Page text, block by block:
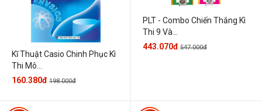
Kĩ Thuật Casio Chinh Phục Kì
Thi Mô...
160.380đ 198.000đ
PLT - Combo Chiến Thắng Kì
Thi 9 Và...
443.070đ 547.000đ